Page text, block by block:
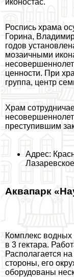
иконостас.
Роспись храма
Горина,
годов
мозаичными
ценности. При
группа, центр
Храм
преступившим
Адрес:
Аквапарк
Комплекс водных
в 3 гектара.
Располагается
стороны, его
оборудованы